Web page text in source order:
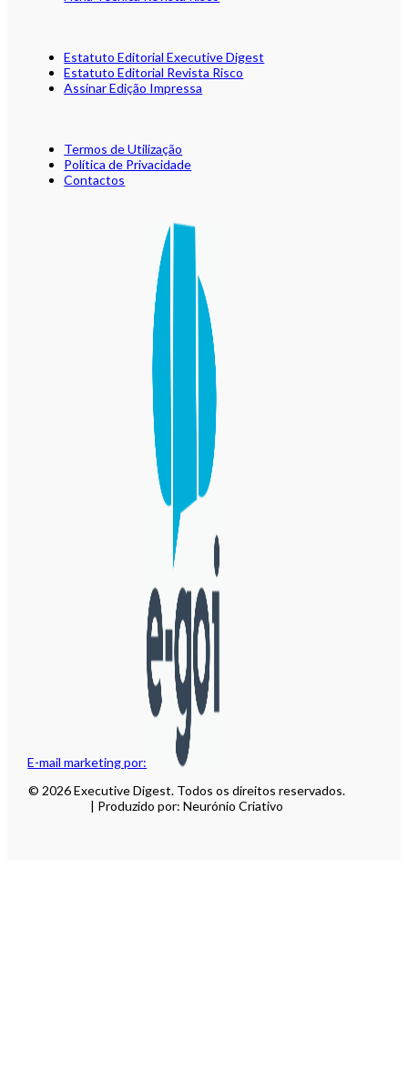
E-mail marketing por:
Estatuto Editorial Executive Digest
Estatuto Editorial Revista Risco
Assinar Edição Impressa
Termos de Utilização
Política de Privacidade
Contactos
© 2026 Executive Digest. Todos os direitos reservados.
| Produzido por: Neurónio Criativo